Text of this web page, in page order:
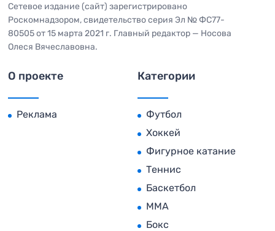
Сетевое издание (сайт) зарегистрировано
Роскомнадзором, свидетельство серия Эл № ФС77-
80505 от 15 марта 2021 г. Главный редактор — Носова
Олеся Вячеславовна.
О проекте
Реклама
Категории
Футбол
Хоккей
Фигурное катание
Теннис
Баскетбол
MMA
Бокс